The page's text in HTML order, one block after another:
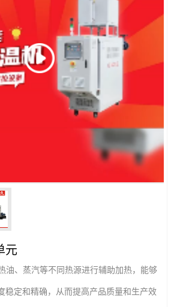
元
油、蒸汽等不同热源进行辅助加热，能够
稳定和精确，从而提高产品质量和生产效